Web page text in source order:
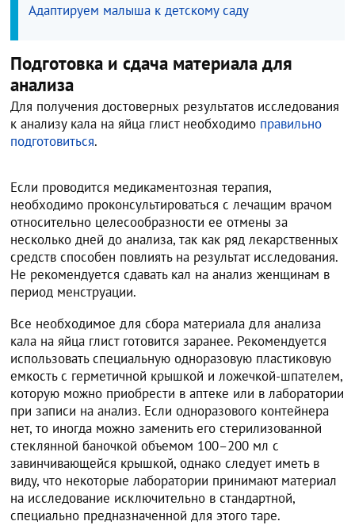
Адаптируем малыша к детскому саду
Подготовка и сдача материала для
анализа
Для получения достоверных результатов исследования
к анализу кала на яйца глист необходимо правильно
подготовиться.
Если проводится медикаментозная терапия,
необходимо проконсультироваться с лечащим врачом
относительно целесообразности ее отмены за
несколько дней до анализа, так как ряд лекарственных
средств способен повлиять на результат исследования.
Не рекомендуется сдавать кал на анализ женщинам в
период менструации.
Все необходимое для сбора материала для анализа
кала на яйца глист готовится заранее. Рекомендуется
использовать специальную одноразовую пластиковую
емкость с герметичной крышкой и ложечкой-шпателем,
которую можно приобрести в аптеке или в лаборатории
при записи на анализ. Если одноразового контейнера
нет, то иногда можно заменить его стерилизованной
стеклянной баночкой объемом 100–200 мл с
завинчивающейся крышкой, однако следует иметь в
виду, что некоторые лаборатории принимают материал
на исследование исключительно в стандартной,
специально предназначенной для этого таре.